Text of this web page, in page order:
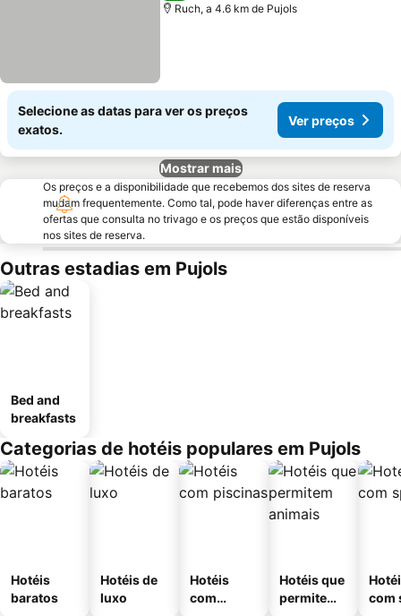
Ruch, a 4.6 km de Pujols
Selecione as datas para ver os preços
exatos.
Ver preços
Mostrar mais
Os preços e a disponibilidade que recebemos dos sites de reserva
mudam frequentemente. Como tal, pode haver diferenças entre as
ofertas que consulta no trivago e os preços que estão disponíveis
nos sites de reserva.
Outras estadias em Pujols
Bed and
breakfasts
Categorias de hotéis populares em Pujols
Hotéis
baratos
Hotéis de
luxo
Hotéis
com
Hotéis que
permitem
com